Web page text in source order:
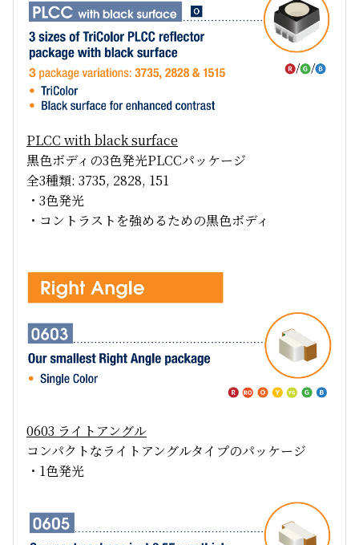
PLCC with black surface
黒色ボディの3色発光PLCCパッケージ
全3種類: 3735, 2828, 151
・3色発光
・コントラストを強めるための黒色ボディ
0603 ライトアングル
コンパクトなライトアングルタイプのパッケージ
・1色発光